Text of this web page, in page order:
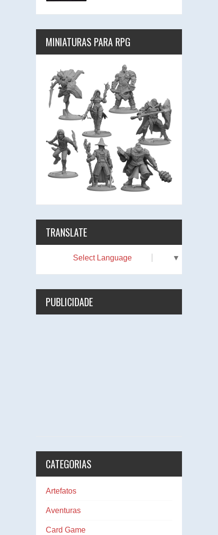
MINIATURAS PARA RPG
TRANSLATE
Select Language ▼
PUBLICIDADE
CATEGORIAS
Artefatos
Aventuras
Card Game